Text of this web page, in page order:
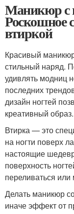
Маникюр с
Роскошное
втиркой
Красивый
стильный наряд.
удивлять модниц
последних
дизайн ногтей
креативный
Втирка — это
на ногти поверх
настоящие
поверхность
переливаться или
Делать маникюр
иначе эффект от